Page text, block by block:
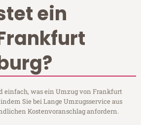
ein
einfach, was ein Umzug von Frankfurt
Sie bei Lange Umzugsservice aus
Kostenvoranschlag anfordern.